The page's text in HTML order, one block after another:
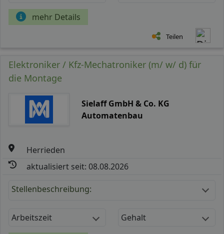
mehr Details
Teilen
Elektroniker / Kfz-Mechatroniker (m/ w/ d) für
die Montage
Sielaff GmbH & Co. KG
Automatenbau
Herrieden
aktualisiert seit: 08.08.2026
Stellenbeschreibung:
Arbeitszeit Gehalt